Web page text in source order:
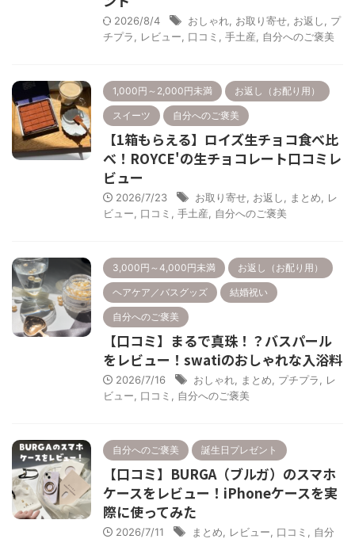
2026/8/4 おしゃれ お取り寄せ お返し
プ
チプラ
レビュー 口コミ 手土産 自分へのご褒美
1,000円～2,000円未満 お返し（お配り用）
スイーツ 自分へのご褒美
【1箱もらえる】ロイズ生チョコ食べ比
べ！ROYCE'の生チョコレート口コミレ
ビュー
2026/7/23 お取り寄せ お返し まとめ
レ
ビュー
口コミ 手土産 自分へのご褒美
3,000円～4,000円未満 お返し（お配り用）
ヘアケア／バスグッズ 結婚祝い
自分へのご褒美
【口コミ】まるで真珠！？バスパール
をレビュー！swatiのおしゃれな入浴料
2026/7/16 おしゃれ まとめ プチプラ
レ
ビュー
口コミ 自分へのご褒美
自分へのご褒美 誕生日プレゼント
【口コミ】BURGA（ブルガ）のスマホ
ケースをレビュー！iPhoneケースを実
際に使ってみた
2026/7/11 まとめ レビュー 口コミ
自分